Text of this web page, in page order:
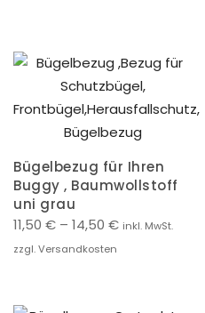
Bügelbezug für Ihren
Buggy , Baumwollstoff
uni grau
11,50 € – 14,50 € inkl. MwSt.
zzgl. Versandkosten